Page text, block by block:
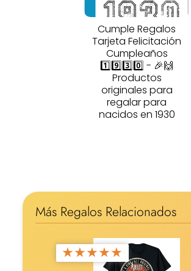
Cumple Regalos
Tarjeta Felicitación
Cumpleaños
1️⃣9️⃣3️⃣0️⃣ - 🎉🙌
Productos
originales para
regalar para
nacidos en 1930
Más Regalos Relacionados
★★★★★